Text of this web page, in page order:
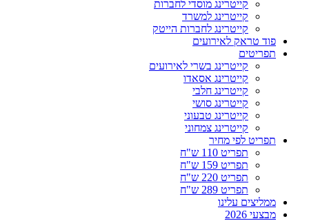
קייטרינג מוסדי לחברות
קייטרינג למשרד
קייטרינג לחברות הייטק
פוד טראק לאירועים
תפריטים
קייטרינג בשרי לאירועים
קייטרינג אסאדו
קייטרינג חלבי
קייטרינג סושי
קייטרינג טבעוני
קייטרינג צמחוני
תפריט לפי מחיר
תפריט 110 ש"ח
תפריט 159 ש"ח
תפריט 220 ש"ח
תפריט 289 ש"ח
ממליצים עלינו
מבצעי 2026